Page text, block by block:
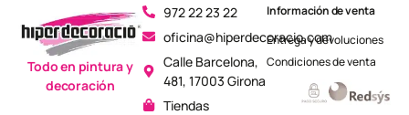
972 22 23 22
oficina@hiperdecoracio.com
Calle Barcelona, ​​
481, 17003 Girona
Tiendas
Todo en pintura y
decoración
Información de venta
Entrega y devoluciones
Condiciones de venta